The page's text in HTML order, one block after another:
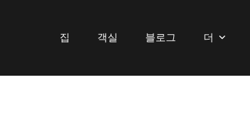
집 객실 블로그 더